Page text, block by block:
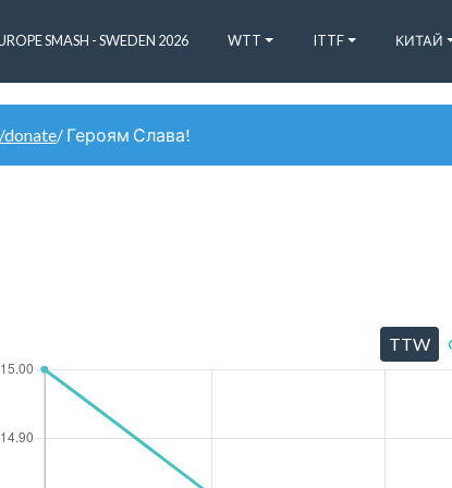
SMASH - SWEDEN 2026 WTT ITTF КИТАЙ
donate/ Героям Слава!
TTW